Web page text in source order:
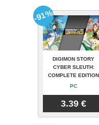
DIGIMON STORY
CYBER SLEUTH:
COMPLETE EDITION
PC
3.39 €
-91%